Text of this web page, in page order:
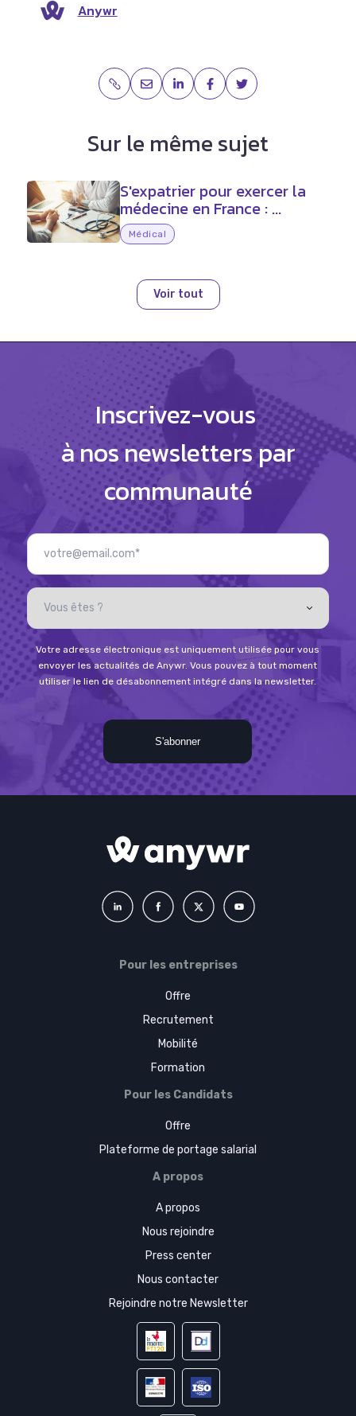
Anywr
Sur le même sujet
S'expatrier pour exercer la
médecine en France : ...
Médical
Voir tout
Inscrivez-vous
à nos newsletters par
communauté
Votre adresse électronique est uniquement utilisée pour vous
envoyer les actualités de Anywr. Vous pouvez à tout moment
utiliser le lien de désabonnement intégré dans la newsletter.
Pour les entreprises
Offre
Recrutement
Mobilité
Formation
Pour les Candidats
Offre
Plateforme de portage salarial
A propos
A propos
Nous rejoindre
Press center
Nous contacter
Rejoindre notre Newsletter